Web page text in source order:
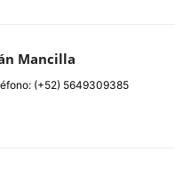
Mancilla
(+52) 5649309385